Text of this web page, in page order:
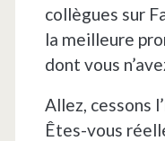
collègues sur
la meilleure
dont vous
Allez, cessons
Êtes-vous